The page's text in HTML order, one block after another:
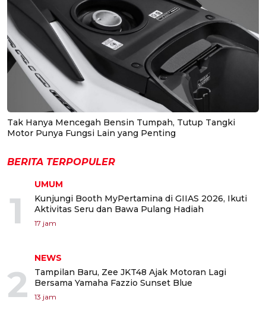
Tak Hanya Mencegah Bensin Tumpah, Tutup Tangki
Motor Punya Fungsi Lain yang Penting
BERITA TERPOPULER
1
UMUM
Kunjungi Booth MyPertamina di GIIAS 2026, Ikuti
Aktivitas Seru dan Bawa Pulang Hadiah
17 jam
2
NEWS
Tampilan Baru, Zee JKT48 Ajak Motoran Lagi
Bersama Yamaha Fazzio Sunset Blue
13 jam